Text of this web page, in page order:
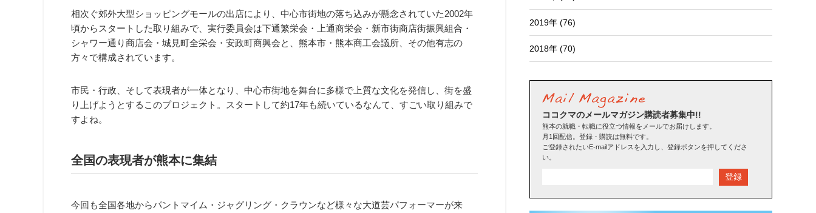
相次ぐ郊外大型ショッピングモールの出店により、中心市街地の落ち込みが懸念されていた2002年
頃からスタートした取り組みで、実行委員会は下通繁栄会・上通商栄会・新市街商店街振興組合・
シャワー通り商店会・城見町全栄会・安政町商興会と、熊本市・熊本商工会議所、その他有志の
方々で構成されています。
市民・行政、そして表現者が一体となり、中心市街地を舞台に多様で上質な文化を発信し、街を盛
り上げようとするこのプロジェクト。スタートして約17年も続いているなんて、すごい取り組みで
すよね。
全国の表現者が熊本に集結
今回も全国各地からパントマイム・ジャグリング・クラウンなど様々な大道芸パフォーマーが来
2019年 (76)
2018年 (70)
ココクマのメールマガジン購読者募集中!!
熊本の就職・転職に役立つ情報をメールでお届けします。
月1回配信。登録・購読は無料です。
ご登録されたいE-mailアドレスを入力し、登録ボタンを押してくださ
い。
登録